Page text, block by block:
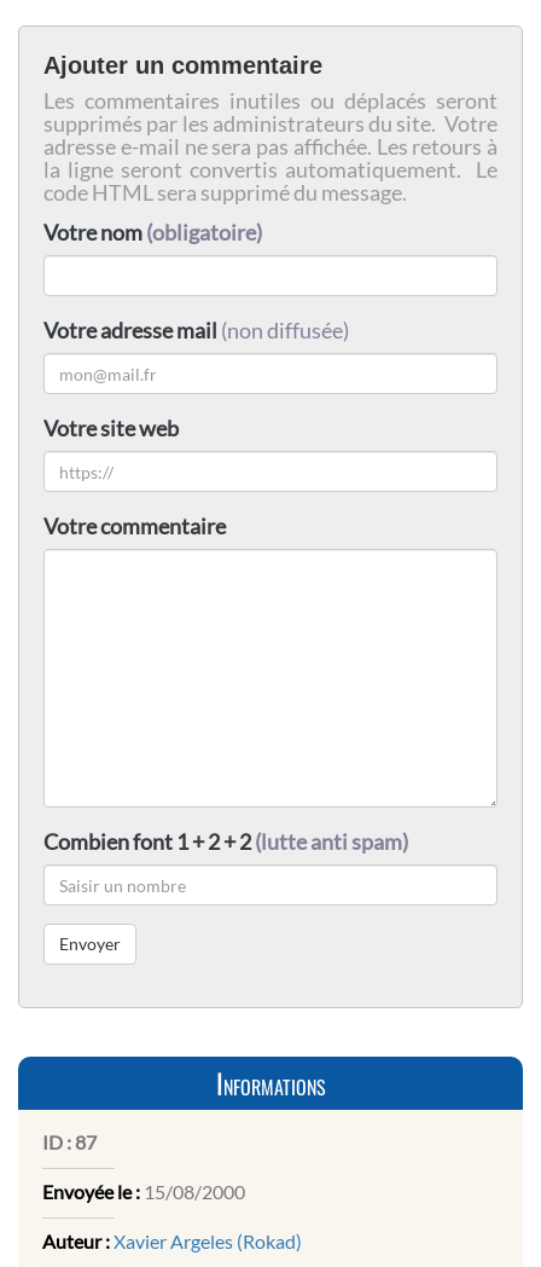
Ajouter un commentaire
Les commentaires inutiles ou déplacés seront
supprimés par les administrateurs du site. Votre
adresse e-mail ne sera pas affichée. Les retours à
la ligne seront convertis automatiquement. Le
code HTML sera supprimé du message.
Votre nom(obligatoire)
Votre adresse mail (non diffusée)
Votre site web
Votre commentaire
Combien font 1 + 2 + 2(lutte anti spam)
Informations
ID :87
Envoyée le : 15/08/2000
Auteur :Xavier Argeles (Rokad)